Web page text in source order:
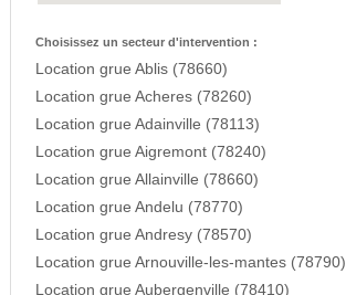
Choisissez un secteur d'intervention :
Location grue Ablis (78660)
Location grue Acheres (78260)
Location grue Adainville (78113)
Location grue Aigremont (78240)
Location grue Allainville (78660)
Location grue Andelu (78770)
Location grue Andresy (78570)
Location grue Arnouville-les-mantes (78790)
Location grue Aubergenville (78410)